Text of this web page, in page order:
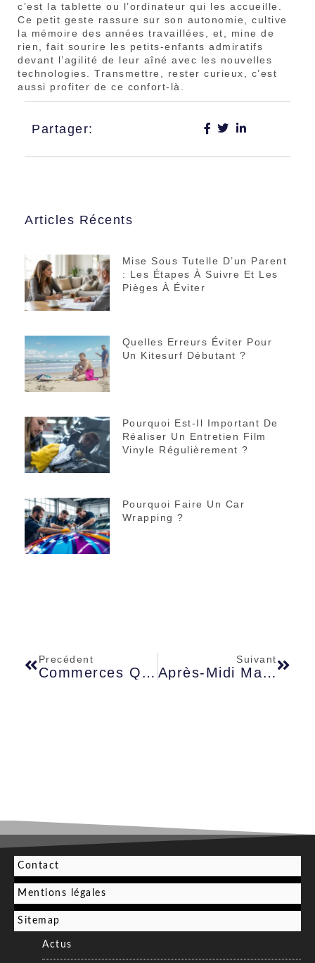
c’est la tablette ou l’ordinateur qui les accueille.
Ce petit geste rassure sur son autonomie, cultive
la mémoire des années travaillées, et, mine de
rien, fait sourire les petits-enfants admiratifs
devant l’agilité de leur aîné avec les nouvelles
technologies. Transmettre, rester curieux, c’est
aussi profiter de ce confort-là.
Partager:
Articles Récents
Mise Sous Tutelle D’un Parent
: Les Étapes À Suivre Et Les
Pièges À Éviter
Quelles Erreurs Éviter Pour
Un Kitesurf Débutant ?
Pourquoi Est-Il Important De
Réaliser Un Entretien Film
Vinyle Régulièrement ?
Pourquoi Faire Un Car
Wrapping ?
Precédent
Commerces Qui Marchent Le Mieux : Les 15 Secteurs Les Plus Rentables Aujourd’hui
Suivant
Après-Midi Masculin : La Règle Officielle Et Les Nuances D’usage
Contact
Mentions légales
Sitemap
Actus